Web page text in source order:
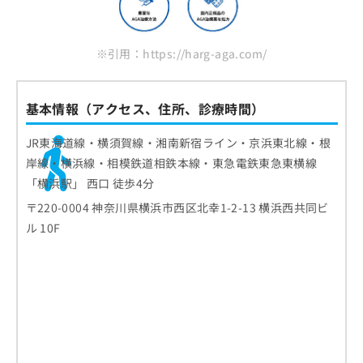
※引用：https://harg-aga.com/
基本情報（アクセス、住所、診療時間）
JR東海道線・横須賀線・湘南新宿ライン・京浜東北線・根
岸線・横浜線・相模鉄道相鉄本線・東急電鉄東急東横線
「横浜駅」 西口 徒歩4分
〒220-0004 神奈川県横浜市西区北幸1-2-13 横浜西共同ビ
ル 10F